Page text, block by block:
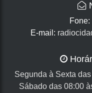
Fone:
E-mail:
Segunda à Sexta
Sábado das 08:00